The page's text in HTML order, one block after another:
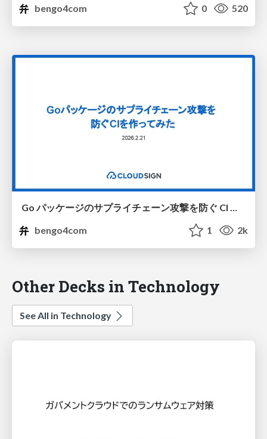
bengo4com
0 520
Go パッケージのサプライチェーン攻撃を防ぐ CI を作ってみた #sendaigo
bengo4com
1 2k
Other Decks in Technology
See All in Technology